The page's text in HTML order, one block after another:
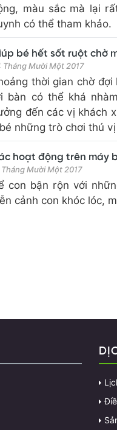
màu sắc mà lại
có thể tham khảo.
bé hết sốt ruột chờ
Tháng Mười Một 2017
thời gian chờ
bàn có thể khá
đến các vị khách
những trò chơi thú
hoạt động trên máy
Tháng Mười Một 2017
con bận rộn với
cảnh con khóc lóc,